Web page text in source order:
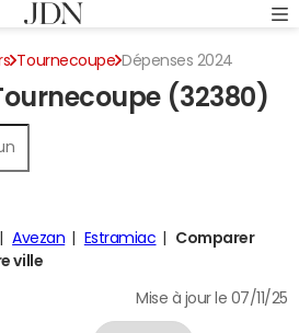
Tournecoupe Dépenses 2024
(32380)
Avezan Estramiac
Comparer
ville
Mise à jour le 07/11/25